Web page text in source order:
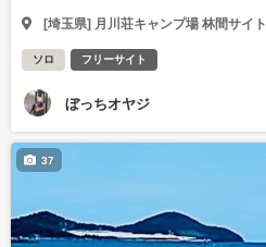
[埼玉県] 月川荘キャンプ場 林間サイト
ソロ フリーサイト
ぼっちオヤジ
37